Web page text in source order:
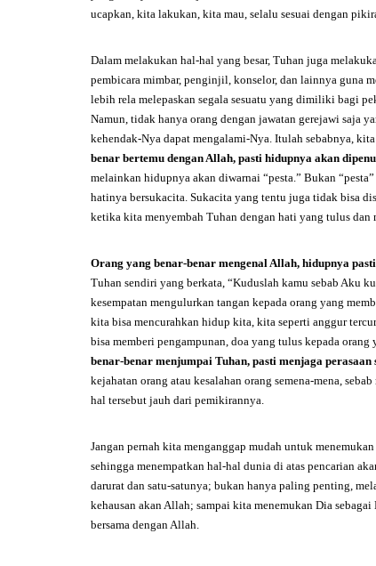
ucapkan, kita lakukan, kita mau, selalu sesuai dengan
Dalam melakukan hal-hal yang besar, Tuhan juga
pembicara mimbar, penginjil, konselor, dan lainnya guna
lebih rela melepaskan segala sesuatu yang dimiliki bagi
Namun, tidak hanya orang dengan jawatan gerejawi saja
kehendak-Nya dapat mengalami-Nya. Itulah sebabnya,
benar bertemu dengan Allah, pasti hidupnya akan
melainkan hidupnya akan diwarnai “pesta.” Bukan
hatinya bersukacita. Sukacita yang tentu juga tidak bisa
ketika kita menyembah Tuhan dengan hati yang tulus dan
Orang yang benar-benar mengenal Allah, hidupnya
Tuhan sendiri yang berkata, “Kuduslah kamu sebab Aku
kesempatan mengulurkan tangan kepada orang yang
kita bisa mencurahkan hidup kita, kita seperti anggur
bisa memberi pengampunan, doa yang tulus kepada
benar-benar menjumpai Tuhan, pasti menjaga perasaan
kejahatan orang atau kesalahan orang semena-mena,
hal tersebut jauh dari pemikirannya.
Jangan pernah kita menganggap mudah untuk
sehingga menempatkan hal-hal dunia di atas pencarian
darurat dan satu-satunya; bukan hanya paling penting,
kehausan akan Allah; sampai kita menemukan Dia
bersama dengan Allah.